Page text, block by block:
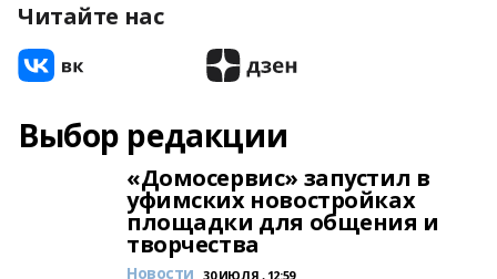
Читайте нас
Выбор редакции
«Домосервис» запустил в
уфимских новостройках
площадки для общения и
творчества
Новости 30 ИЮЛЯ , 12:59